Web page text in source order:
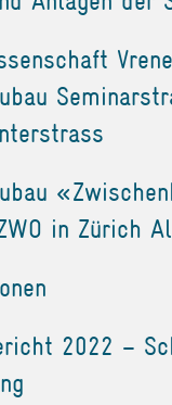
in Zürich
2022 –